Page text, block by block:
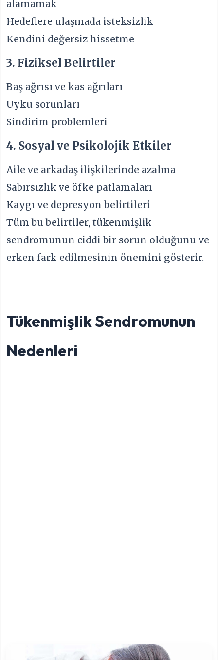
alamamak
Hedeflere ulaşmada isteksizlik
Kendini değersiz hissetme
3. Fiziksel Belirtiler
Baş ağrısı ve kas ağrıları
Uyku sorunları
Sindirim problemleri
4. Sosyal ve Psikolojik Etkiler
Aile ve arkadaş ilişkilerinde azalma
Sabırsızlık ve öfke patlamaları
Kaygı ve depresyon belirtileri
Tüm bu belirtiler, tükenmişlik
sendromunun ciddi bir sorun olduğunu ve
erken fark edilmesinin önemini gösterir.
Tükenmişlik Sendromunun
Nedenleri